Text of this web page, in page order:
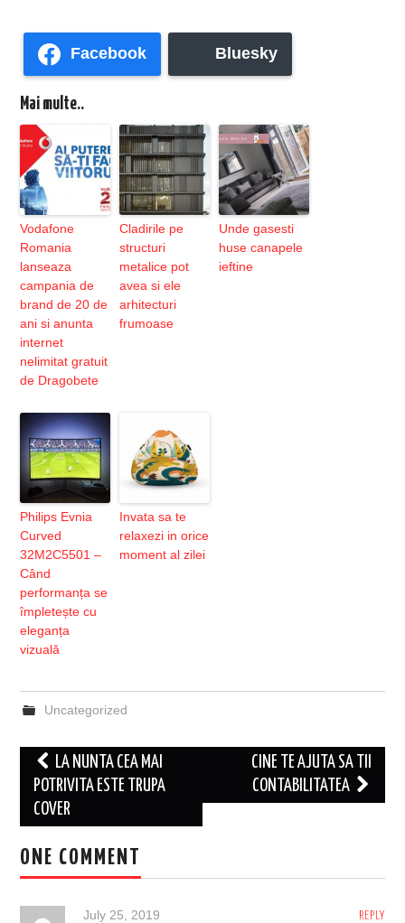
Facebook Bluesky
Mai multe..
Vodafone
Romania
lanseaza
campania de
brand de 20 de
ani si anunta
internet
nelimitat gratuit
de Dragobete
Cladirile pe
structuri
metalice pot
avea si ele
arhitecturi
frumoase
Unde gasesti
huse canapele
ieftine
Philips Evnia
Curved
32M2C5501 –
Când
performanța se
împletește cu
eleganța
vizuală
Invata sa te
relaxezi in orice
moment al zilei
Uncategorized
Post
navigation
LA NUNTA CEA MAI
POTRIVITA ESTE TRUPA
COVER
CINE TE AJUTA SA TII
CONTABILITATEA
ONE COMMENT
REPLY
July 25, 2019